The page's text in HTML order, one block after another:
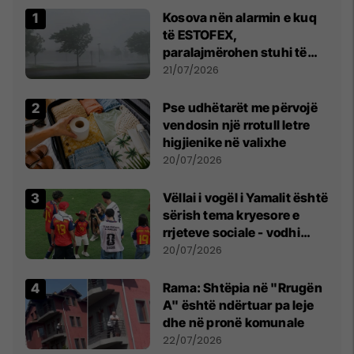
Kosova nën alarmin e kuq
të ESTOFEX,
paralajmërohen stuhi të
fuqishme me breshër dhe
21/07/2026
Pse udhëtarët me përvojë
vendosin një rrotull letre
higjienike në valixhe
20/07/2026
Vëllai i vogël i Yamalit është
sërish tema kryesore e
rrjeteve sociale - vodhi
vëmendjen pas finales së
20/07/2026
Rama: Shtëpia në "Rrugën
A" është ndërtuar pa leje
dhe në pronë komunale
22/07/2026